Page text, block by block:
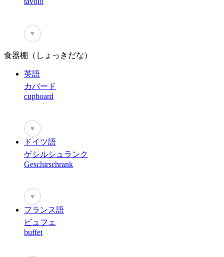
♥
食器棚（しょっきだな）
英語
カバード
cupboard
♥
ドイツ語
ゲシルシュランク
Geschirschrank
♥
フランス語
ビュフェ
buffet